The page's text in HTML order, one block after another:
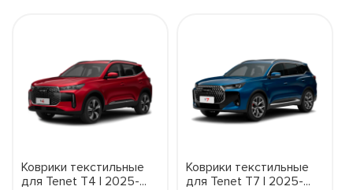
Коврики текстильные
для Tenet T4 I 2025-...
Коврики текстильные
для Tenet T7 I 2025-...